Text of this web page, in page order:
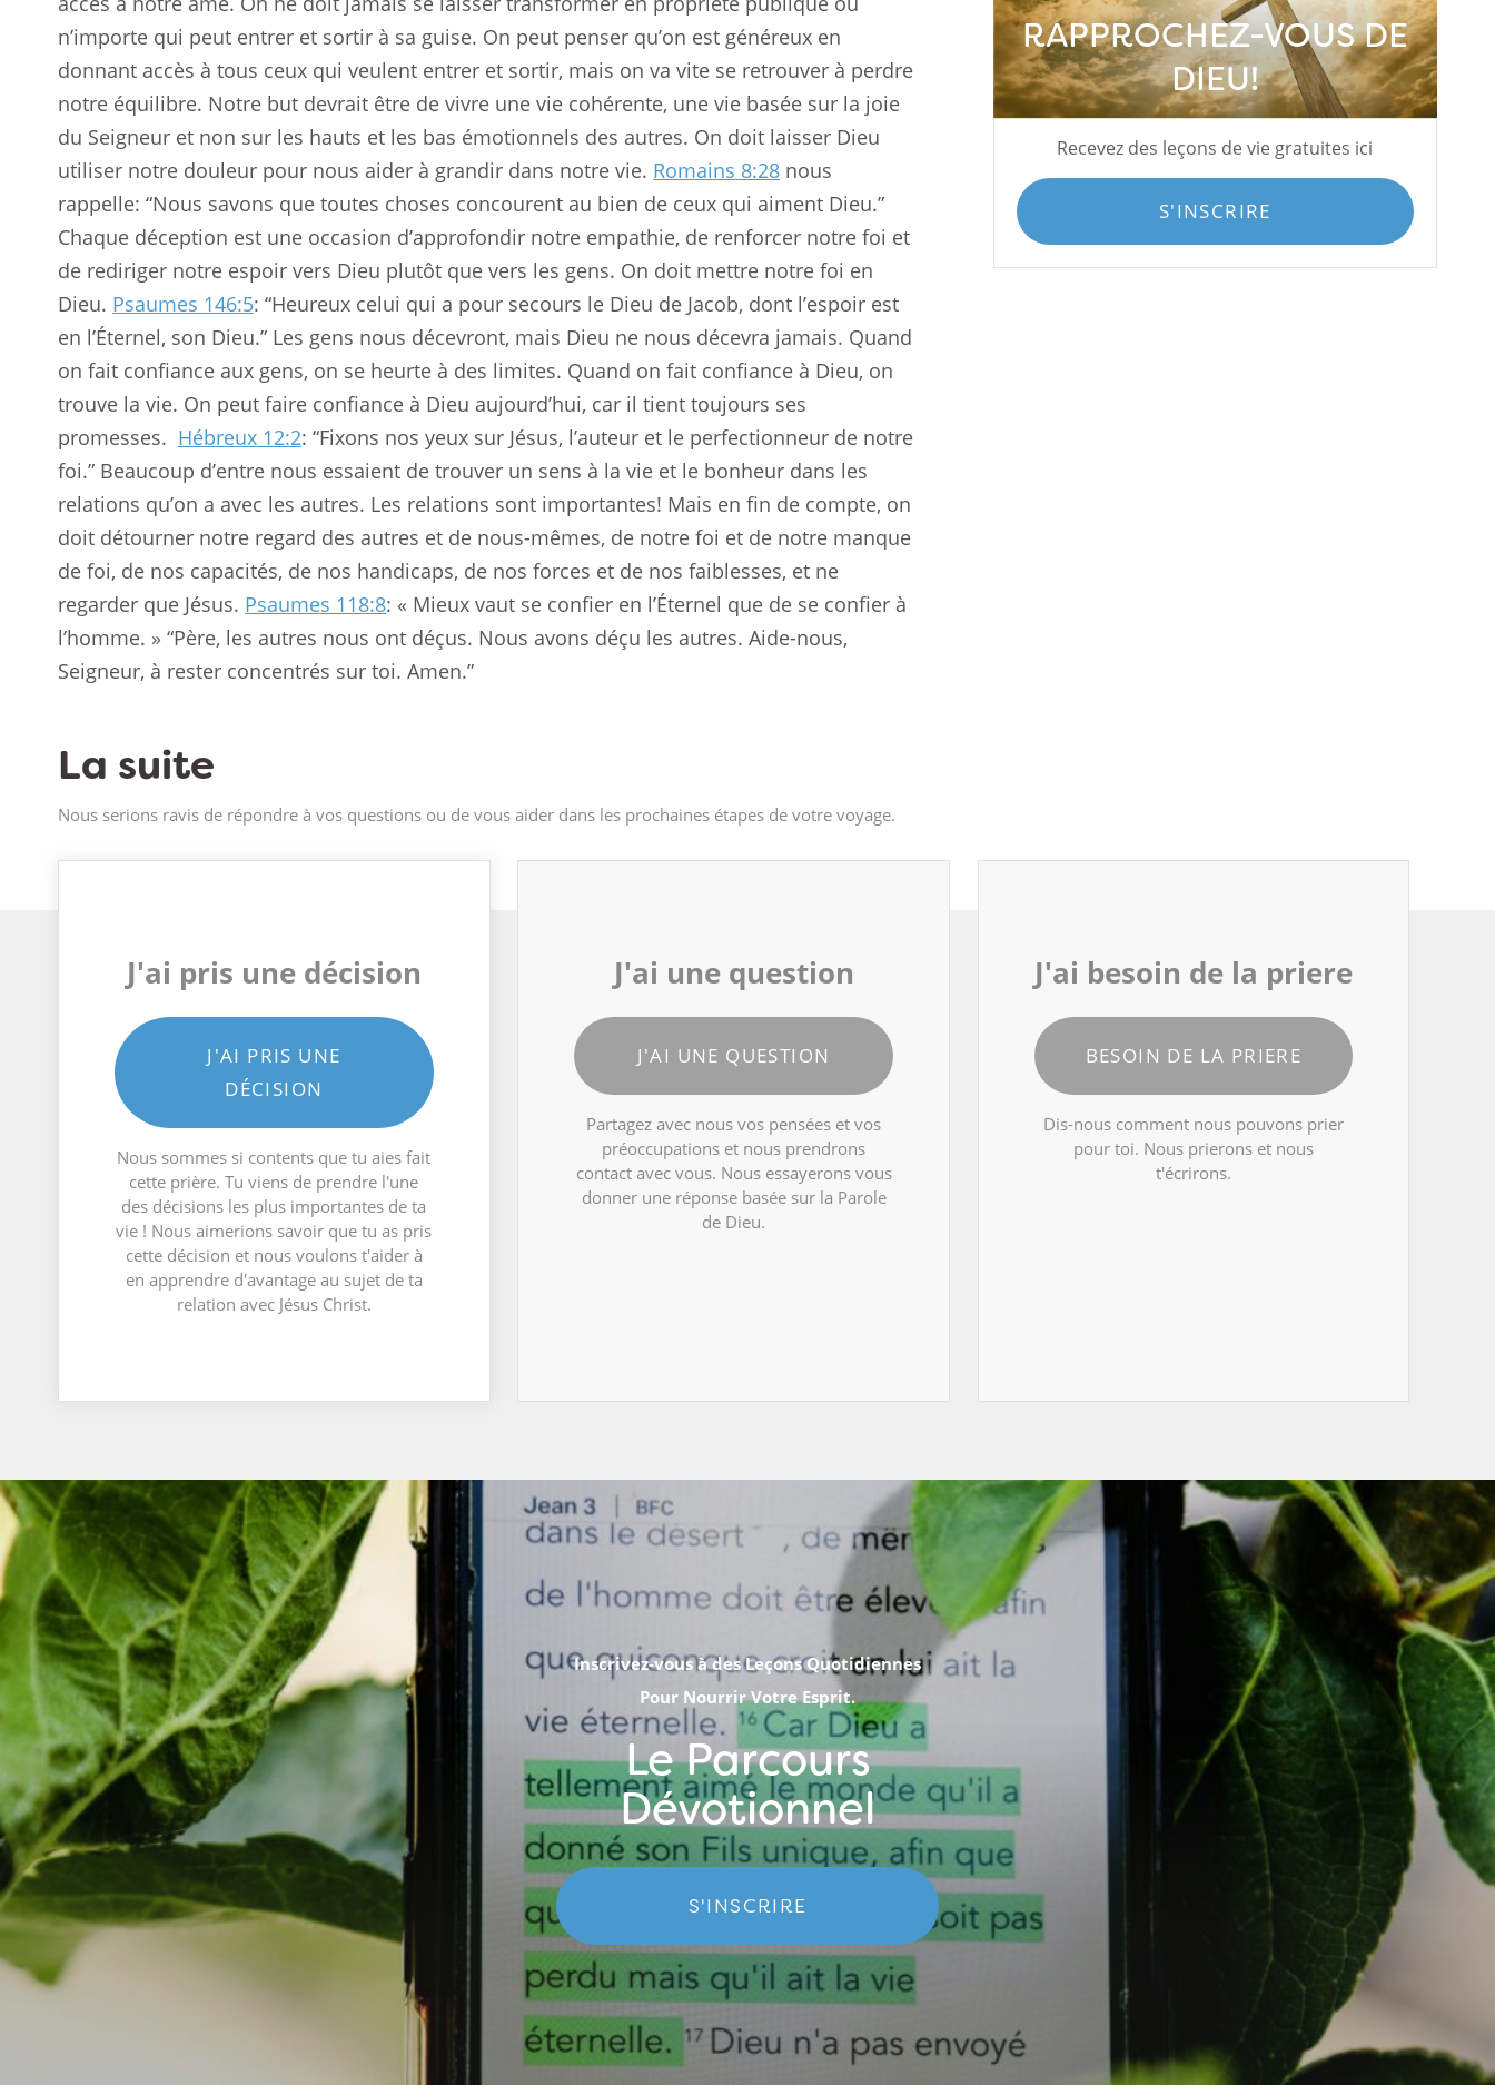
n’importe qui peut entrer et sortir à sa guise. On peut penser qu’on est généreux en
donnant accès à tous ceux qui veulent entrer et sortir, mais on va vite se retrouver à perdre
notre équilibre. Notre but devrait être de vivre une vie cohérente, une vie basée sur la joie
du Seigneur et non sur les hauts et les bas émotionnels des autres. On doit laisser Dieu
utiliser notre douleur pour nous aider à grandir dans notre vie. Romains 8:28 nous
rappelle: “Nous savons que toutes choses concourent au bien de ceux qui aiment Dieu.”
Chaque déception est une occasion d’approfondir notre empathie, de renforcer notre foi et
de rediriger notre espoir vers Dieu plutôt que vers les gens. On doit mettre notre foi en
Dieu. Psaumes 146:5: “Heureux celui qui a pour secours le Dieu de Jacob, dont l’espoir est
en l’Éternel, son Dieu.” Les gens nous décevront, mais Dieu ne nous décevra jamais. Quand
on fait confiance aux gens, on se heurte à des limites. Quand on fait confiance à Dieu, on
trouve la vie. On peut faire confiance à Dieu aujourd’hui, car il tient toujours ses
promesses. Hébreux 12:2: “Fixons nos yeux sur Jésus, l’auteur et le perfectionneur de notre
foi.” Beaucoup d’entre nous essaient de trouver un sens à la vie et le bonheur dans les
relations qu’on a avec les autres. Les relations sont importantes! Mais en fin de compte, on
doit détourner notre regard des autres et de nous-mêmes, de notre foi et de notre manque
de foi, de nos capacités, de nos handicaps, de nos forces et de nos faiblesses, et ne
regarder que Jésus. Psaumes 118:8: « Mieux vaut se confier en l’Éternel que de se confier à
l’homme. » “Père, les autres nous ont déçus. Nous avons déçu les autres. Aide-nous,
Seigneur, à rester concentrés sur toi. Amen.”
RAPPROCHEZ-VOUS DE
DIEU!
Recevez des leçons de vie gratuites ici
S'INSCRIRE
La suite
Nous serions ravis de répondre à vos questions ou de vous aider dans les prochaines étapes de votre voyage.
J'ai pris une décision
J'AI PRIS UNE
DÉCISION
Nous sommes si contents que tu aies fait
cette prière. Tu viens de prendre l'une
des décisions les plus importantes de ta
vie ! Nous aimerions savoir que tu as pris
cette décision et nous voulons t'aider à
en apprendre d'avantage au sujet de ta
relation avec Jésus Christ.
J'ai une question
J'AI UNE QUESTION
Partagez avec nous vos pensées et vos
préoccupations et nous prendrons
contact avec vous. Nous essayerons vous
donner une réponse basée sur la Parole
de Dieu.
J'ai besoin de la priere
BESOIN DE LA PRIERE
Dis-nous comment nous pouvons prier
pour toi. Nous prierons et nous
t'écrirons.
Inscrivez-vous à des Leçons Quotidiennes
Pour Nourrir Votre Esprit.
Le Parcours
Dévotionnel
S'INSCRIRE